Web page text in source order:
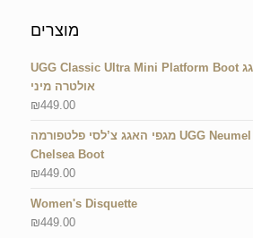
מוצרים
UGG Classic Ultra Mini Platform Boot מגפי האגג
אולטרה מיני
₪449.00
מגפי האגג צ’לסי פלטפורמה UGG Neumel Platform
Chelsea Boot
₪449.00
Women's Disquette
₪449.00